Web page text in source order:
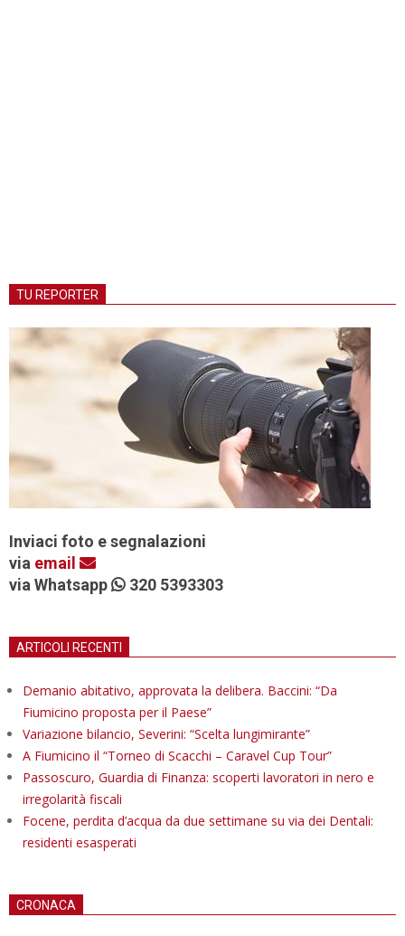
TU REPORTER
Inviaci foto e segnalazioni
via email
via Whatsapp
320 5393303
ARTICOLI RECENTI
Demanio abitativo, approvata la delibera. Baccini: “Da
Fiumicino proposta per il Paese”
Variazione bilancio, Severini: “Scelta lungimirante”
A Fiumicino il “Torneo di Scacchi – Caravel Cup Tour”
Passoscuro, Guardia di Finanza: scoperti lavoratori in nero e
irregolarità fiscali
Focene, perdita d’acqua da due settimane su via dei Dentali:
residenti esasperati
CRONACA